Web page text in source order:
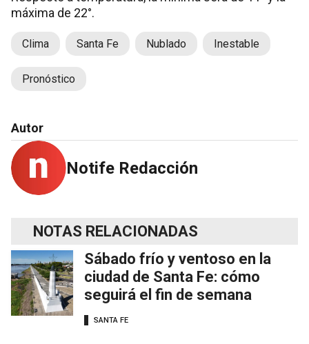
máxima de 22°.
Clima Santa Fe Nublado Inestable
Pronóstico
Autor
Notife Redacción
NOTAS RELACIONADAS
Sábado frío y ventoso en la
ciudad de Santa Fe: cómo
seguirá el fin de semana
SANTA FE